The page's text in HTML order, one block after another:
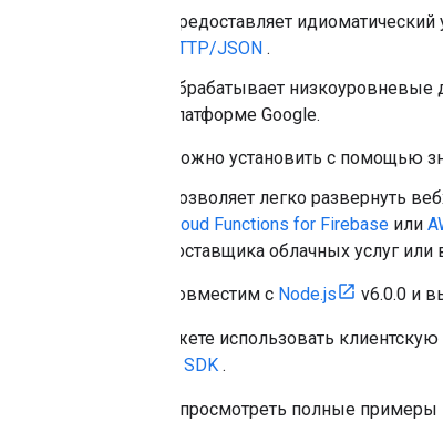
Предоставляет
HTTP/JSON .
Обрабатывает
платформе Google.
Можно установить с помощью
Позволяет легко развернуть
Cloud Functions for Firebase или
поставщика облачных услуг
Совместим с Node.js v6.0.0 и
Вы можете использовать клиентскую
Actions SDK .
Чтобы просмотреть полные примеры